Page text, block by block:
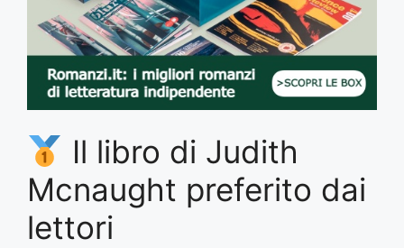
Il libro di Judith
Mcnaught preferito dai
lettori